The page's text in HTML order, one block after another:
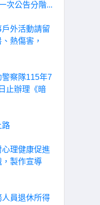
次公告分階...
外活動請留
熱傷害，
察隊115年7
止辦理《暗
路
理健康促進
製作宣導
員退休所得